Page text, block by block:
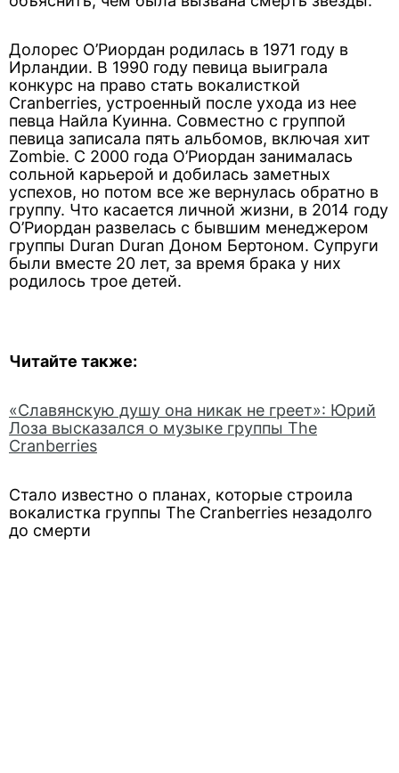
Долорес О’Риордан родилась в 1971 году в
Ирландии. В 1990 году певица выиграла
конкурс на право стать вокалисткой
Cranberries, устроенный после ухода из нее
певца Найла Куинна. Совместно с группой
певица записала пять альбомов, включая хит
Zombie. С 2000 года О’Риордан занималась
сольной карьерой и добилась заметных
успехов, но потом все же вернулась обратно в
группу. Что касается личной жизни, в 2014 году
О’Риордан развелась с бывшим менеджером
группы Duran Duran Доном Бертоном. Супруги
были вместе 20 лет, за время брака у них
родилось трое детей.
Читайте также:
«Славянскую душу она никак не греет»: Юрий
Лоза высказался о музыке группы The
Cranberries
Стало известно о планах, которые строила
вокалистка группы The Cranberries незадолго
до смерти